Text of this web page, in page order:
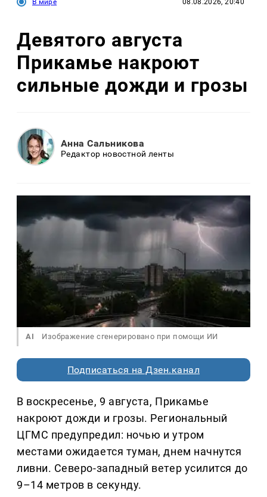
В мире 08.08.2026, 20:40
Девятого августа
Прикамье накроют
сильные дожди и грозы
Анна Сальникова
Редактор новостной ленты
AI Изображение сгенерировано при помощи ИИ
Подписаться на Дзен.канал
В воскресенье, 9 августа, Прикамье
накроют дожди и грозы. Региональный
ЦГМС предупредил: ночью и утром
местами ожидается туман, днем начнутся
ливни. Северо-западный ветер усилится до
9–14 метров в секунду.